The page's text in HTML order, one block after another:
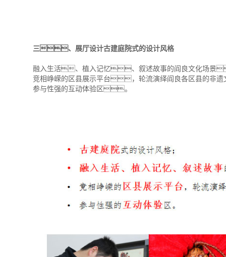
三、展厅设计古建庭院式的设计风格
融入生活、植入记忆、叙述故事的阎良文化场
竞相峥嵘的区县展示平台，轮流演绎阎良各区县的
参与性强的互动体验区。